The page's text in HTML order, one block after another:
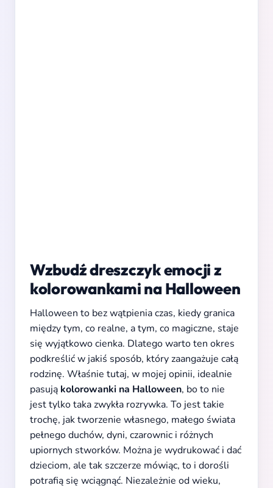
Wzbudź dreszczyk emocji z
kolorowankami na Halloween
Halloween to bez wątpienia czas, kiedy granica
między tym, co realne, a tym, co magiczne, staje
się wyjątkowo cienka. Dlatego warto ten okres
podkreślić w jakiś sposób, który zaangażuje całą
rodzinę. Właśnie tutaj, w mojej opinii, idealnie
pasują kolorowanki na Halloween, bo to nie
jest tylko taka zwykła rozrywka. To jest takie
trochę, jak tworzenie własnego, małego świata
pełnego duchów, dyni, czarownic i różnych
upiornych stworków. Można je wydrukować i dać
dzieciom, ale tak szczerze mówiąc, to i dorośli
potrafią się wciągnąć. Niezależnie od wieku,